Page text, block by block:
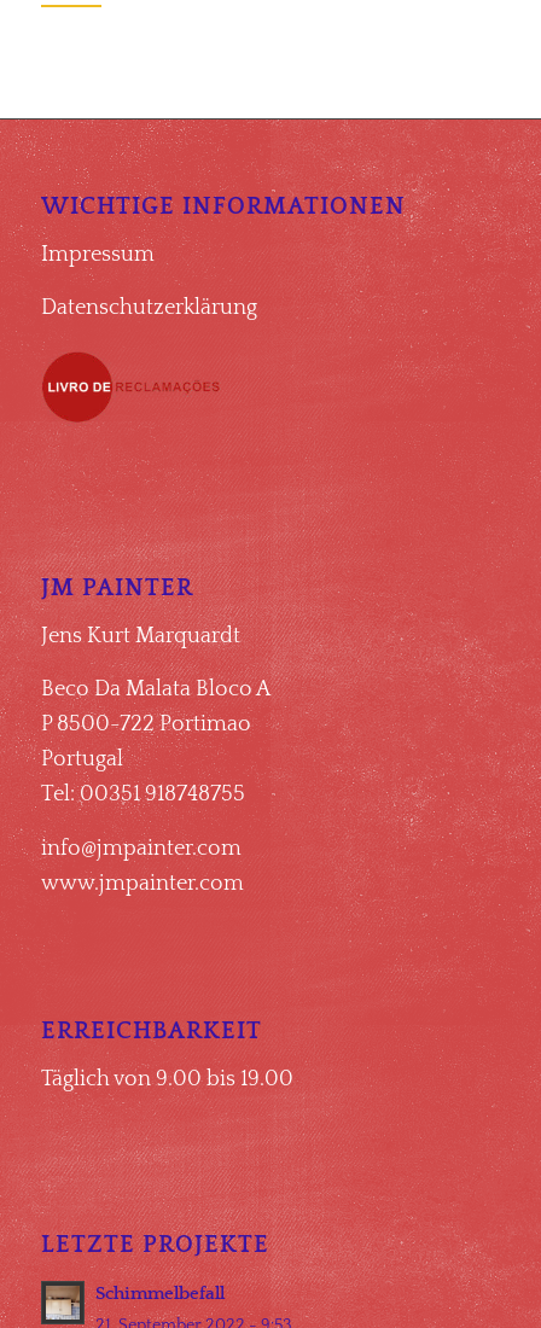
WICHTIGE INFORMATIONEN
Impressum
Datenschutzerklärung
JM PAINTER
Jens Kurt Marquardt
Beco Da Malata Bloco A
P 8500-722 Portimao
Portugal
Tel: 00351 918748755
info@jmpainter.com
www.jmpainter.com
ERREICHBARKEIT
Täglich von 9.00 bis 19.00
LETZTE PROJEKTE
Schimmelbefall